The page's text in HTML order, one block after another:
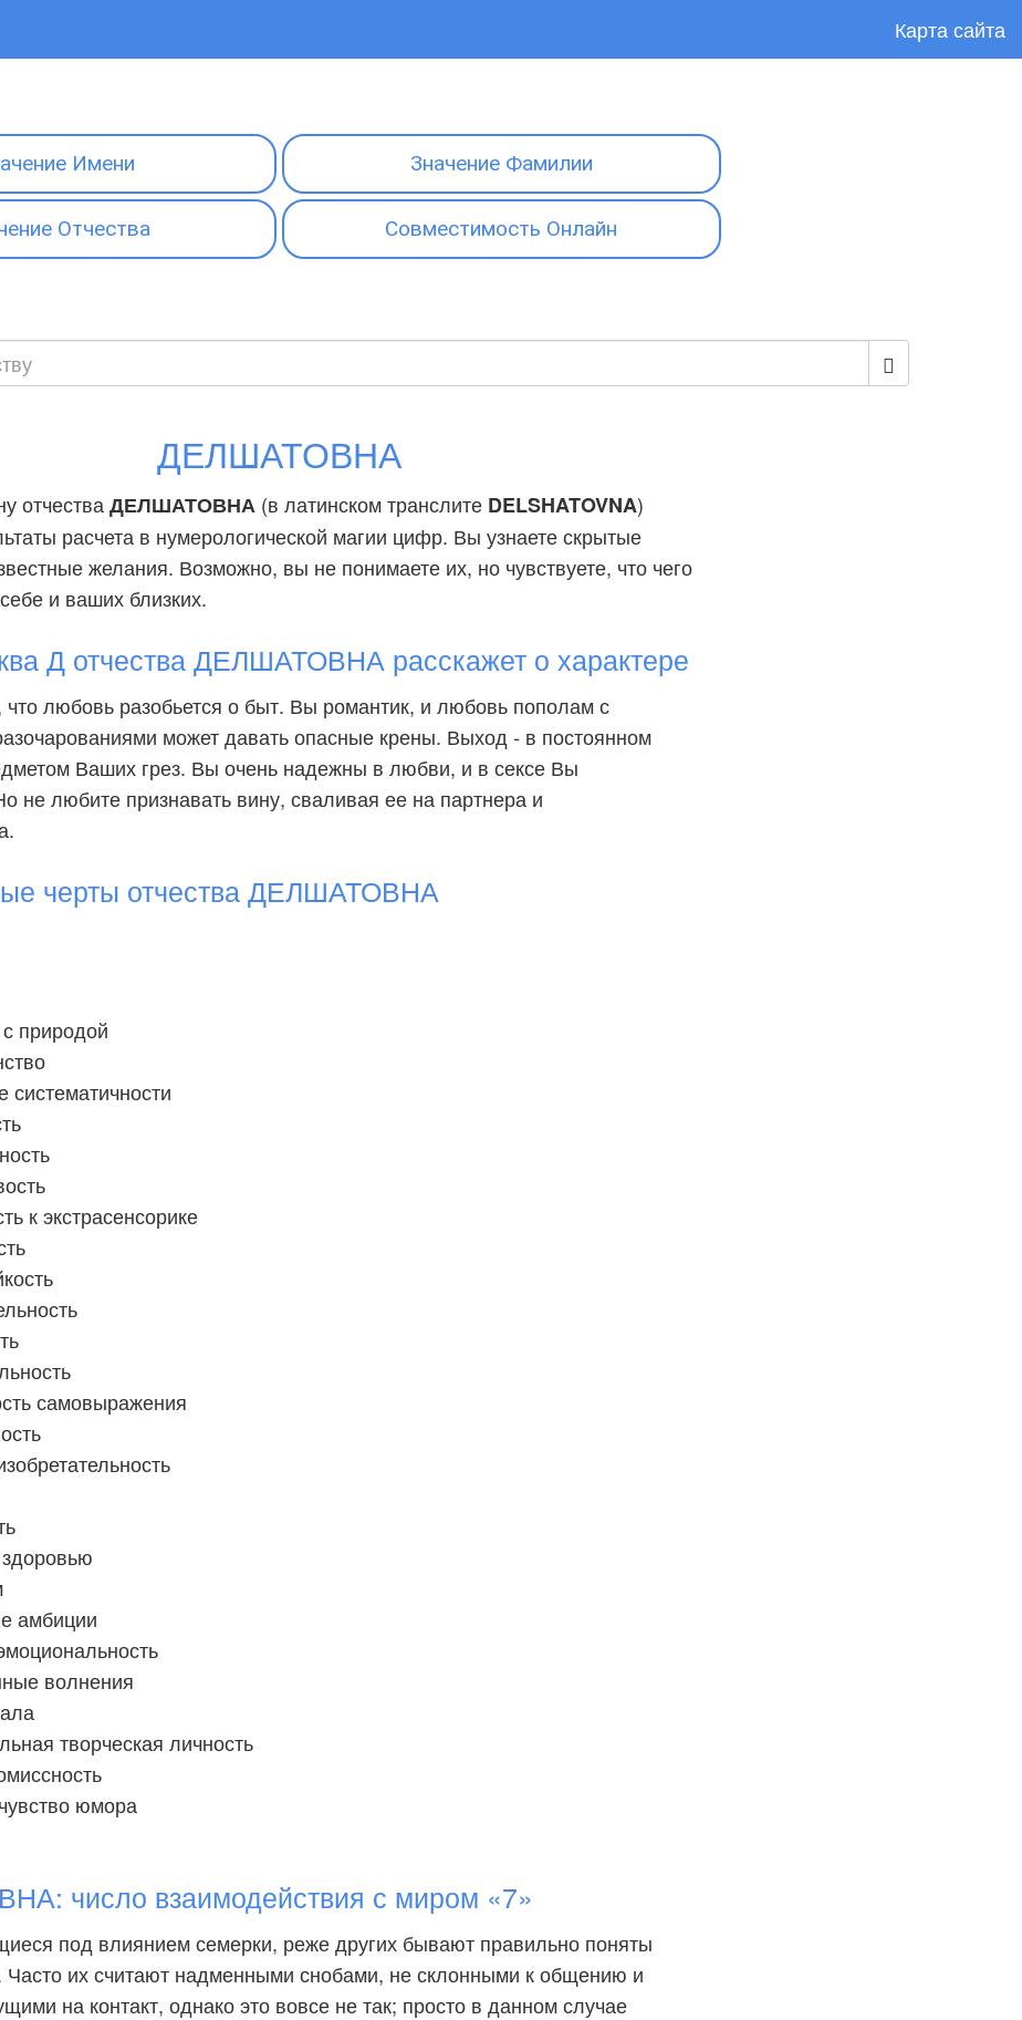
Карта сайта
Имени Значение Фамилии
Отчества Совместимость Онлайн
ДЕЛШАТОВНА
отчества ДЕЛШАТОВНА (в латинском транслите DELSHATOVNA)
расчета в нумерологической магии цифр. Вы узнаете скрытые
желания. Возможно, вы не понимаете их, но чувствуете, что чего
и ваших близких.
Д отчества ДЕЛШАТОВНА расскажет о характере
любовь разобьется о быт. Вы романтик, и любовь пополам с
может давать опасные крены. Выход - в постоянном
Ваших грез. Вы очень надежны в любви, и в сексе Вы
не любите признавать вину, сваливая ее на партнера и
черты отчества ДЕЛШАТОВНА
природой
систематичности
к экстрасенсорике
самовыражения
амбиции
волнения
творческая личность
юмора
число взаимодействия с миром «7»
под влиянием семерки, реже других бывают правильно поняты
их считают надменными снобами, не склонными к общению и
на контакт, однако это вовсе не так; просто в данном случае